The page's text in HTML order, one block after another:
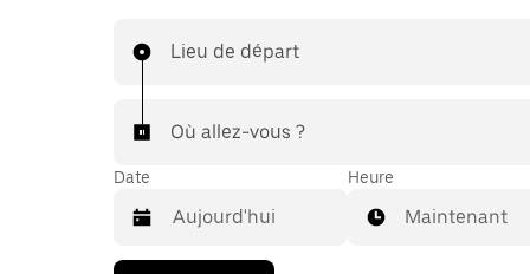
Lieu de départ
Où allez-vous ?
Date Heure
Maintenant